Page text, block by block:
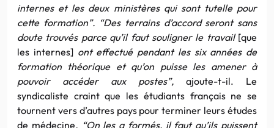
internes et les deux ministères qui sont tutelle pour
cette formation”. “Des terrains d’accord seront sans
doute trouvés parce qu’il faut souligner le travail [que
les internes]ont effectué pendant les six années de
formation théorique et qu’on puisse les amener à
pouvoir accéder aux postes”, ajoute-t-il. Le
syndicaliste craint que les étudiants français ne se
tournent vers d’autres pays pour terminer leurs études
de médecine. “On les a formés, il faut qu’ils puissent